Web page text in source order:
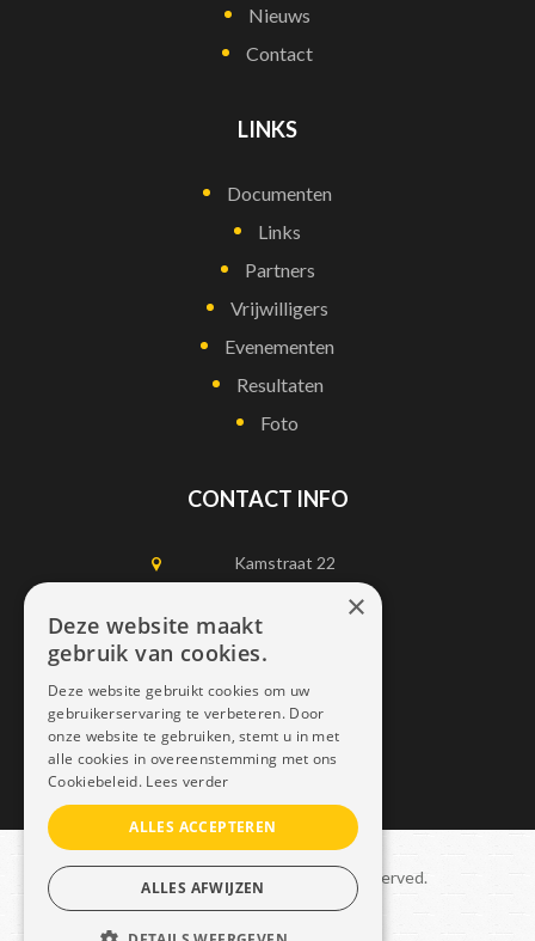
Nieuws
Contact
LINKS
Documenten
Links
Partners
Vrijwilligers
Evenementen
Resultaten
Foto
CONTACT INFO
Kamstraat 22
1750 Lennik
0497452898
info@dais.be
Copyright © 2021 Dais. All rights reserved.
Sitemap–GDPR
×
Deze website maakt
gebruik van cookies.
Deze website gebruikt cookies om uw
gebruikerservaring te verbeteren. Door
onze website te gebruiken, stemt u in met
alle cookies in overeenstemming met ons
Cookiebeleid. Lees verder
ALLES ACCEPTEREN
ALLES AFWIJZEN